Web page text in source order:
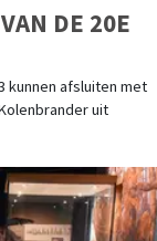
DE 20E
kunnen afsluiten met
uit